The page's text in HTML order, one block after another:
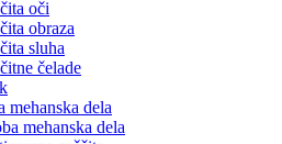
oči
obraza
sluha
čelade
mehanska dela
mehanska dela